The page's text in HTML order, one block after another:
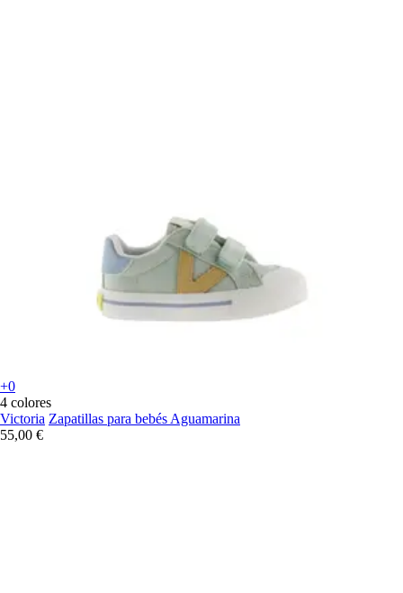
+0
4 colores
Victoria Zapatillas para bebés Aguamarina
55,00 €